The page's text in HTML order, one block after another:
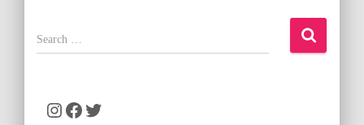
S
e
Instagram Facebook Twitter